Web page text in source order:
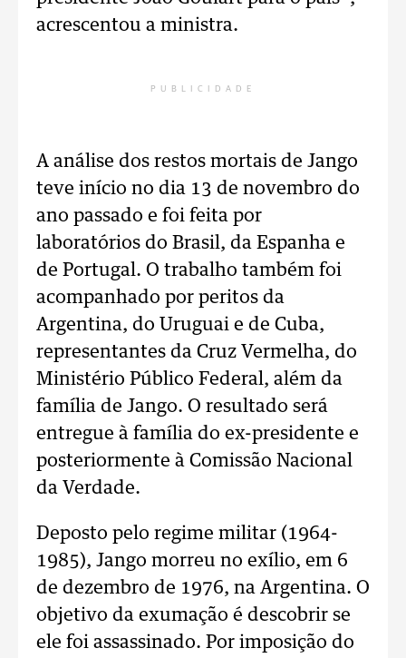
acrescentou a ministra.
PUBLICIDADE
A análise dos restos mortais de Jango
teve início no dia 13 de novembro do
ano passado e foi feita por
laboratórios do Brasil, da Espanha e
de Portugal. O trabalho também foi
acompanhado por peritos da
Argentina, do Uruguai e de Cuba,
representantes da Cruz Vermelha, do
Ministério Público Federal, além da
família de Jango. O resultado será
entregue à família do ex-presidente e
posteriormente à Comissão Nacional
da Verdade.
Deposto pelo regime militar (1964-
1985), Jango morreu no exílio, em 6
de dezembro de 1976, na Argentina. O
objetivo da exumação é descobrir se
ele foi assassinado. Por imposição do